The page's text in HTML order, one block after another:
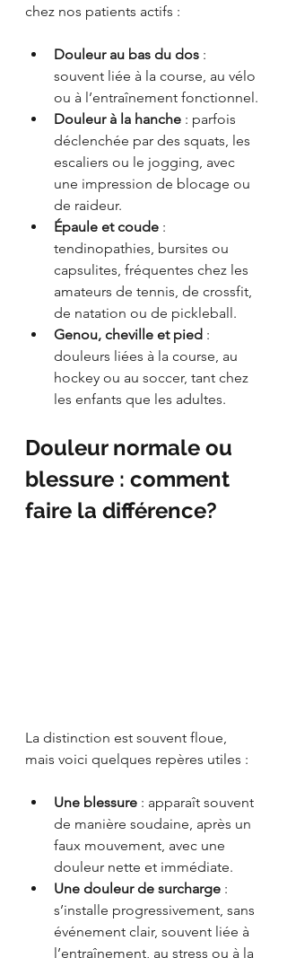
chez nos patients actifs :
Douleur au bas du dos :
souvent liée à la course, au vélo
ou à l’entraînement fonctionnel.
Douleur à la hanche : parfois
déclenchée par des squats, les
escaliers ou le jogging, avec
une impression de blocage ou
de raideur.
Épaule et coude :
tendinopathies, bursites ou
capsulites, fréquentes chez les
amateurs de tennis, de crossfit,
de natation ou de pickleball.
Genou, cheville et pied :
douleurs liées à la course, au
hockey ou au soccer, tant chez
les enfants que les adultes.
Douleur normale ou
blessure : comment
faire la différence?
La distinction est souvent floue,
mais voici quelques repères utiles :
Une blessure : apparaît souvent
de manière soudaine, après un
faux mouvement, avec une
douleur nette et immédiate.
Une douleur de surcharge :
s’installe progressivement, sans
événement clair, souvent liée à
l’entraînement, au stress ou à la